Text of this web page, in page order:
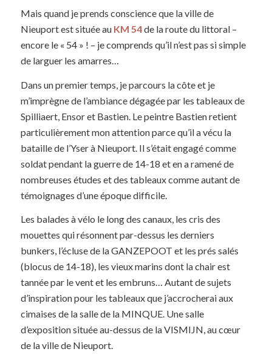
Mais quand je prends conscience que la ville de
Nieuport est située au KM 54de la route du littoral –
encore le « 54 » ! – je comprends qu’il n’est pas si simple
de larguer les amarres…
Dans un premier temps, je parcours la côte et je
m’imprègne de l’ambiance dégagée par les tableaux de
Spilliaert, Ensor et Bastien. Le peintre Bastien retient
particulièrement mon attention parce qu’il a vécu la
bataille de l’Yser à Nieuport. Il s’était engagé comme
soldat pendant la guerre de 14-18 et en a ramené de
nombreuses études et des tableaux comme autant de
témoignages d’une époque difficile.
Les balades à vélo le long des canaux, les cris des
mouettes qui résonnent par-dessus les derniers
bunkers, l’écluse de la GANZEPOOT et les prés salés
(blocus de 14-18), les vieux marins dont la chair est
tannée par le vent et les embruns… Autant de sujets
d’inspiration pour les tableaux que j’accrocherai aux
cimaises de la salle de la MINQUE. Une salle
d’exposition située au-dessus de la VISMIJN, au cœur
de la ville de Nieuport.